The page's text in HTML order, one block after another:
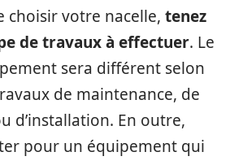
choisir votre nacelle, tenez
de travaux à effectuer. Le
sera différent selon
de maintenance, de
d’installation. En outre,
pour un équipement qui